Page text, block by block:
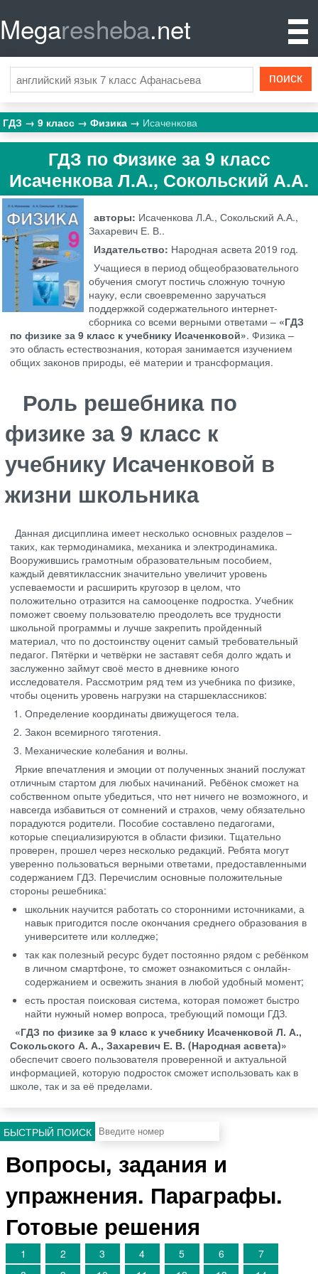
Megaresheba.net
ГДЗ 9 класс Физика Исаченкова
ГДЗ по Физике за 9 класс
Исаченкова Л.А., Сокольский А.А.
авторы: Исаченкова Л.А., Сокольский А.А.,
Захаревич Е. В..
Издательство: Народная асвета 2019 год.
Учащиеся в период общеобразовательного
обучения смогут постичь сложную точную
науку, если своевременно заручаться
поддержкой содержательного интернет-
сборника со всеми верными ответами – «ГДЗ
по физике за 9 класс к учебнику Исаченковой». Физика –
это область естествознания, которая занимается изучением
общих законов природы, её материи и трансформация.
Роль решебника по
физике за 9 класс к
учебнику Исаченковой в
жизни школьника
Данная дисциплина имеет несколько основных разделов –
таких, как термодинамика, механика и электродинамика.
Вооружившись грамотным образовательным пособием,
каждый девятиклассник значительно увеличит уровень
успеваемости и расширить кругозор в целом, что
положительно отразится на самооценке подростка. Учебник
поможет своему пользователю преодолеть все трудности
школьной программы и лучше закрепить пройденный
материал, что по достоинству оценит самый требовательный
педагог. Пятёрки и четвёрки не заставят себя долго ждать и
заслуженно займут своё место в дневнике юного
исследователя. Рассмотрим ряд тем из учебника по физике,
чтобы оценить уровень нагрузки на старшеклассников:
Определение координаты движущегося тела.
Закон всемирного тяготения.
Механические колебания и волны.
Яркие впечатления и эмоции от полученных знаний послужат
отличным стартом для любых начинаний. Ребёнок сможет на
собственном опыте убедиться, что нет ничего не возможного, и
навсегда избавиться от сомнений и страхов, чему обязательно
порадуются родители. Пособие составлено педагогами,
которые специализируются в области физики. Тщательно
проверен, прошел через несколько редакций. Ребята могут
уверенно пользоваться верными ответами, предоставленными
содержанием ГДЗ. Перечислим основные положительные
стороны решебника:
школьник научится работать со сторонними источниками, а
навык пригодится после окончания среднего образования в
университете или колледже;
так как полезный ресурс будет постоянно рядом с ребёнком
в личном смартфоне, то сможет ознакомиться с онлайн-
содержанием и освежить знания в любой удобный момент;
есть простая поисковая система, которая поможет быстро
найти нужный номер вопроса, требующий помощи ГДЗ.
«ГДЗ по физике за 9 класс к учебнику Исаченковой Л. А.,
Сокольского А. А., Захаревич Е. В. (Народная асвета)»
обеспечит своего пользователя проверенной и актуальной
информацией, которую подросток сможет использовать как в
школе, так и за её пределами.
БЫСТРЫЙ ПОИСК
Вопросы, задания и
упражнения. Параграфы.
Готовые решения
1 2 3 4 5 6
7